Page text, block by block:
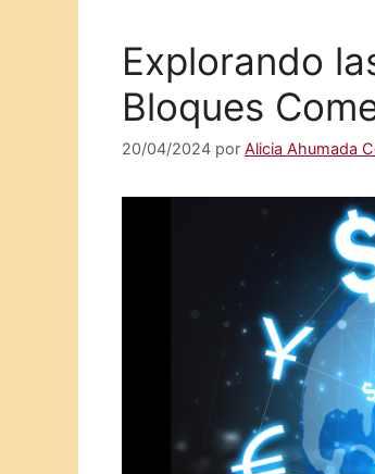
Explorando
Bloques
20/04/2024 por Alicia Ahumada